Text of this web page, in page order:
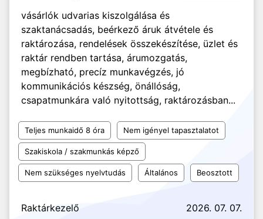
vásárlók udvarias kiszolgálása és
szaktanácsadás, beérkező áruk átvétele és
raktározása, rendelések összekészítése, üzlet és
raktár rendben tartása, árumozgatás,
megbízható, precíz munkavégzés, jó
kommunikációs készség, önállóság,
csapatmunkára való nyitottság, raktározásban...
Teljes munkaidő 8 óra Nem igényel tapasztalatot
Szakiskola / szakmunkás képző
Nem szükséges nyelvtudás Általános Beosztott
Raktárkezelő 2026. 07. 07.